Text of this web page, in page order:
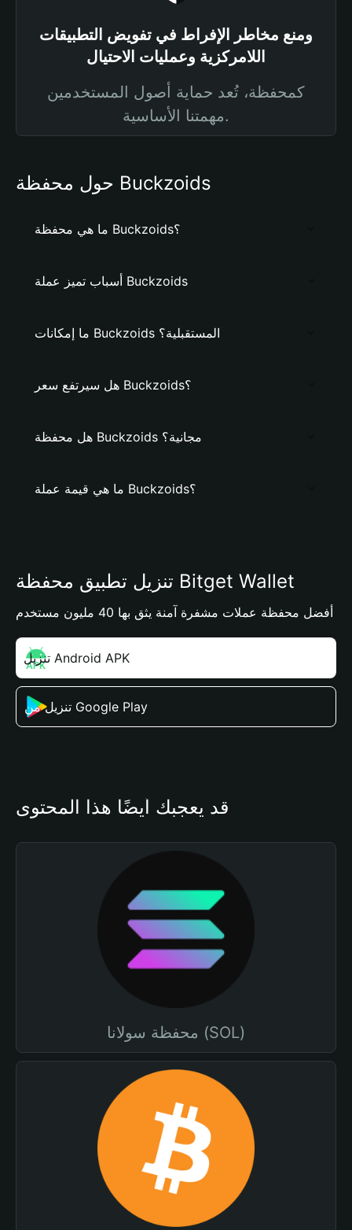
ومنع مخاطر الإفراط في تفويض التطبيقات
اللامركزية وعمليات الاحتيال
كمحفظة، تُعد حماية أصول المستخدمين
مهمتنا الأساسية.
حول محفظة Buckzoids
ما هي محفظة Buckzoids؟
أسباب تميز عملة Buckzoids
ما إمكانات Buckzoids المستقبلية؟
هل سيرتفع سعر Buckzoids؟
هل محفظة Buckzoids مجانية؟
ما هي قيمة عملة Buckzoids؟
تنزيل تطبيق محفظة Bitget Wallet
أفضل محفظة عملات مشفرة آمنة يثق بها 40 مليون مستخدم
تنزيل Android APK
تنزيل من Google Play
قد يعجبك أيضًا هذا المحتوى
محفظة سولانا (SOL)